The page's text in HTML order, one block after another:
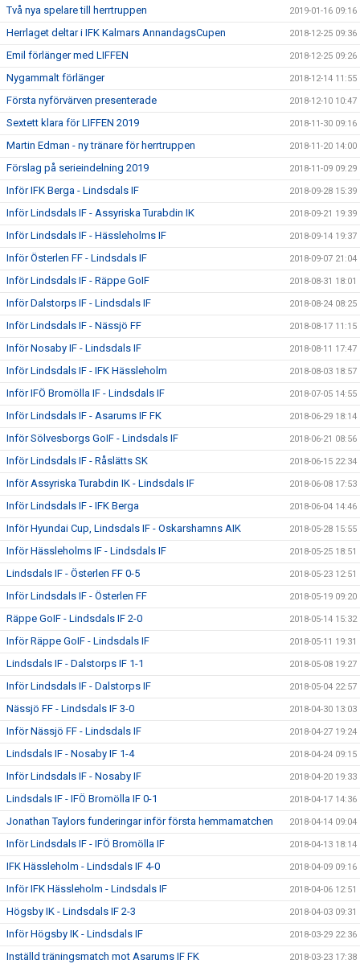
Två nya spelare till herrtruppen 2019-01-16 09:16
Herrlaget deltar i IFK Kalmars AnnandagsCupen 2018-12-25 09:36
Emil förlänger med LIFFEN 2018-12-25 09:26
Nygammalt förlänger 2018-12-14 11:55
Första nyförvärven presenterade 2018-12-10 10:47
Sextett klara för LIFFEN 2019 2018-11-30 09:16
Martin Edman - ny tränare för herrtruppen 2018-11-20 14:00
Förslag på serieindelning 2019 2018-11-09 09:29
Inför IFK Berga - Lindsdals IF 2018-09-28 15:39
Inför Lindsdals IF - Assyriska Turabdin IK 2018-09-21 19:39
Inför Lindsdals IF - Hässleholms IF 2018-09-14 19:37
Inför Österlen FF - Lindsdals IF 2018-09-07 21:04
Inför Lindsdals IF - Räppe GoIF 2018-08-31 18:01
Inför Dalstorps IF - Lindsdals IF 2018-08-24 08:25
Inför Lindsdals IF - Nässjö FF 2018-08-17 11:15
Inför Nosaby IF - Lindsdals IF 2018-08-11 17:47
Inför Lindsdals IF - IFK Hässleholm 2018-08-03 18:57
Inför IFÖ Bromölla IF - Lindsdals IF 2018-07-05 14:55
Inför Lindsdals IF - Asarums IF FK 2018-06-29 18:14
Inför Sölvesborgs GoIF - Lindsdals IF 2018-06-21 08:56
Inför Lindsdals IF - Råslätts SK 2018-06-15 22:34
Inför Assyriska Turabdin IK - Lindsdals IF 2018-06-08 17:53
Inför Lindsdals IF - IFK Berga 2018-06-04 14:46
Inför Hyundai Cup, Lindsdals IF - Oskarshamns AIK 2018-05-28 15:55
Inför Hässleholms IF - Lindsdals IF 2018-05-25 18:51
Lindsdals IF - Österlen FF 0-5 2018-05-23 12:51
Inför Lindsdals IF - Österlen FF 2018-05-19 09:20
Räppe GoIF - Lindsdals IF 2-0 2018-05-14 15:32
Inför Räppe GoIF - Lindsdals IF 2018-05-11 19:31
Lindsdals IF - Dalstorps IF 1-1 2018-05-08 19:27
Inför Lindsdals IF - Dalstorps IF 2018-05-04 22:57
Nässjö FF - Lindsdals IF 3-0 2018-04-30 13:03
Inför Nässjö FF - Lindsdals IF 2018-04-27 19:24
Lindsdals IF - Nosaby IF 1-4 2018-04-24 09:15
Inför Lindsdals IF - Nosaby IF 2018-04-20 19:33
Lindsdals IF - IFÖ Bromölla IF 0-1 2018-04-17 14:36
Jonathan Taylors funderingar inför första hemmamatchen 2018-04-14 09:04
Inför Lindsdals IF - IFÖ Bromölla IF 2018-04-13 18:14
IFK Hässleholm - Lindsdals IF 4-0 2018-04-09 09:16
Inför IFK Hässleholm - Lindsdals IF 2018-04-06 12:51
Högsby IK - Lindsdals IF 2-3 2018-04-03 09:31
Inför Högsby IK - Lindsdals IF 2018-03-29 22:36
Inställd träningsmatch mot Asarums IF FK 2018-03-23 17:38